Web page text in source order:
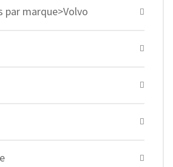
par marque>Volvo